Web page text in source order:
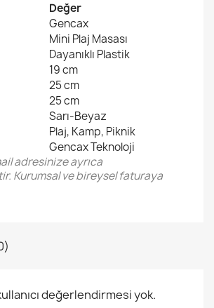
Değer
Gencax
Mini Plaj Masası
Dayanıklı Plastik
19 cm
25 cm
25 cm
Sarı-Beyaz
Plaj, Kamp, Piknik
Gencax Teknoloji
adresinize ayrıca
Kurumsal ve bireysel faturaya
değerlendirmesi yok.